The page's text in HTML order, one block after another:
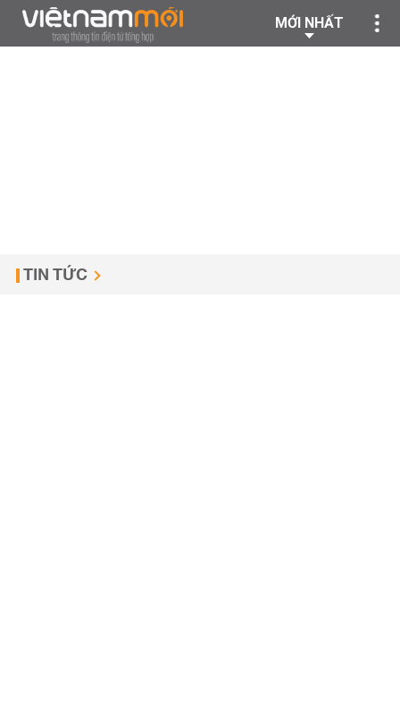
MỚI NHẤT
TIN TỨC